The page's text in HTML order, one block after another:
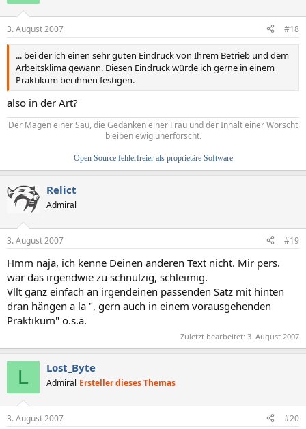
3. August 2007 #18
... bei der ich einen sehr guten Eindruck von Ihrem Betrieb und dem
Arbeitsklima gewann. Diesen Eindruck würde ich gerne in einem
Praktikum bei ihnen festigen.
also in der Art?
Der Magen einer Sau, die Gedanken einer Frau und der Inhalt einer Worscht
bleiben ewig unerforscht.
Open Source fehlerfreier als proprietäre Software
Relict
Admiral
3. August 2007 #19
Hmm naja, ich kenne Deinen anderen Text nicht. Mir pers.
wär das irgendwie zu schnulzig, schleimig.
Vllt ganz einfach an irgendeinen passenden Satz mit hinten
dran hängen a la ", gern auch in einem vorausgehenden
Praktikum" o.s.ä.
Zuletzt bearbeitet: 3. August 2007
L Lost_Byte
Admiral Ersteller dieses Themas
3. August 2007 #20